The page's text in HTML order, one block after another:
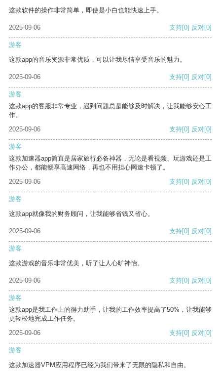
这款软件的操作非常简单，即使是小白也能快速上手。
2025-09-06 支持[0] 反对[0]
游客
这款app的音乐资源非常优质，可以让我尽情享受音乐的魅力。
2025-09-06 支持[0] 反对[0]
游客
这款app的客服非常专业，遇到问题总是能够及时解决，让我能够安心工
作。
2025-09-06
支持[0] 反对[0]
游客
这款加速器app简直是居家旅行必备神器，无论是看视频、玩游戏还是工
作办公，都能畅享高速网络，再也不用担心网速卡顿了。
2025-09-06
支持[0] 反对[0]
游客
这款app就像我的财务顾问，让我能够省钱又省心。
2025-09-06 支持[0] 反对[0]
游客
这款游戏的音乐非常优美，听了让人心旷神怡。
2025-09-06 支持[0] 反对[0]
游客
这款app是我工作上的得力助手，让我的工作效率提高了50%，让我能够
更轻松地完成工作任务。
2025-09-06
支持[0] 反对[0]
游客
这款加速器VPM应用程序已经为我们带来了无限的隐私和自由。